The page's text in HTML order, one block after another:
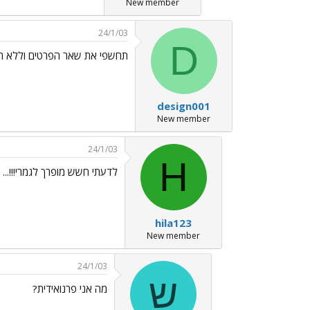
D
design001
New member
24/1/03
תחשפי את שאר הפרטים וללא
H
hila123
New member
24/1/03
לדעתי חשש מופרך לגמרי!!!...
ש
24/1/03
מה אני פרנואידית?